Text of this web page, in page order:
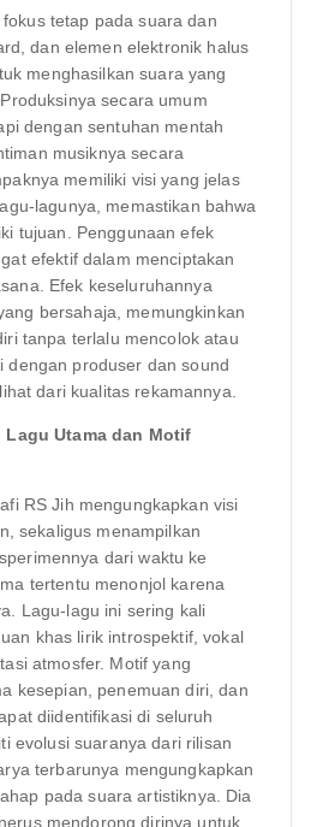
tetap pada suara dan
dan elemen elektronik halus
menghasilkan suara yang
secara umum
dengan sentuhan mentah
musiknya secara
memiliki visi yang jelas
lagunya, memastikan bahwa
tujuan. Penggunaan efek
efektif dalam menciptakan
Efek keseluruhannya
bersahaja, memungkinkan
tanpa terlalu mencolok atau
dengan produser dan sound
dari kualitas rekamannya.
Utama dan Motif
RS Jih mengungkapkan visi
sekaligus menampilkan
dari waktu ke
tertentu menonjol karena
Lagu-lagu ini sering kali
khas lirik introspektif, vokal
atmosfer. Motif yang
kesepian, penemuan diri, dan
diidentifikasi di seluruh
evolusi suaranya dari rilisan
terbarunya mengungkapkan
pada suara artistiknya. Dia
mendorong dirinya untuk